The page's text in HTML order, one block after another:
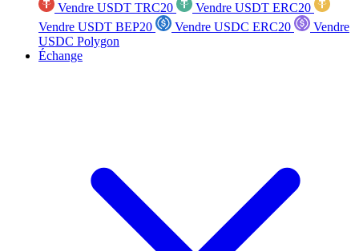
Vendre USDT TRC20
Vendre USDT ERC20
Vendre USDT BEP20
Vendre USDC ERC20
Vendre
USDC Polygon
Échange